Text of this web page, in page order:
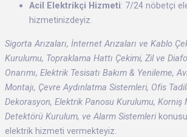
Acil Elektrikçi Hizmeti: 7/24 nöbetçi
hizmetinizdeyiz.
Sigorta Arızaları, İnternet Arızaları ve Kablo
Kurulumu, Topraklama Hattı Çekimi, Zil ve
Onarımı, Elektrik Tesisatı Bakım & Yenileme,
Montajı, Çevre Aydınlatma Sistemleri, Ofis
Dekorasyon, Elektrik Panosu Kurulumu, Korniş
Detektörü Kurulum, ve Alarm Sistemleri
elektrik hizmeti vermekteyiz.